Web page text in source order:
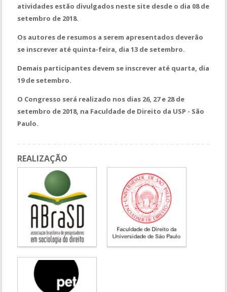
atividades estão divulgados neste site desde o dia 08 de
setembro de 2018.
Os autores de resumos a serem apresentados deverão
se inscrever até quinta-feira, dia 13 de setembro.
Demais participantes devem se inscrever até quarta, dia
19 de setembro.
O Congresso será realizado nos dias 26, 27 e 28 de
setembro de 2018, na Faculdade de Direito da USP - São
Paulo.
REALIZAÇÃO